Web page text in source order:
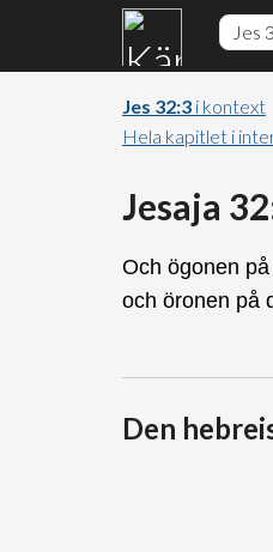
Jes 32:3 i kontext
Hela kapitlet i
Jesaja
Och ögonen
och öronen på
Den